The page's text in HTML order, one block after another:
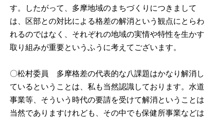
す。したがって、多摩地域のまちづくりにつきまして
は、区部との対比による格差の解消という観点にとらわ
れるのではなく、それぞれの地域の実情や特性を生かす
取り組みが重要というふうに考えてございます。
〇松村委員 多摩格差の代表的な八課題はかなり解消し
ているということは、私も当然認識しております。水道
事業等、そういう時代の要請を受けて解消ということは
当然でありますけれども、その中でも保健所事業などは